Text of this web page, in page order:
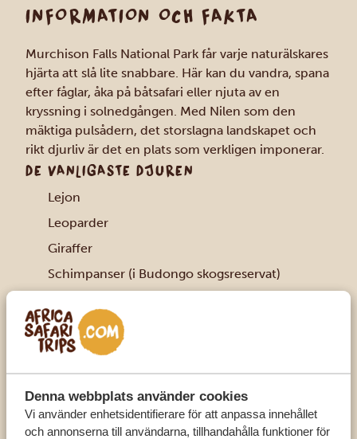
Denna webbplats använder cookies
Vi använder enhetsidentifierare för att anpassa innehållet
och annonserna till användarna, tillhandahålla funktioner för
INFORMATION OCH FAKTA
Murchison Falls National Park får varje naturälskares
hjärta att slå lite snabbare. Här kan du vandra, spana
efter fåglar, åka på båtsafari eller njuta av en
kryssning i solnedgången. Med Nilen som den
mäktiga pulsådern, det storslagna landskapet och
rikt djurliv är det en plats som verkligen imponerar.
DE VANLIGASTE DJUREN
Lejon
Leoparder
Giraffer
Schimpanser (i Budongo skogsreservat)
Nilen krokodiler
Elefanter
Bufflar
Oribis
Antiloper (olika arter)